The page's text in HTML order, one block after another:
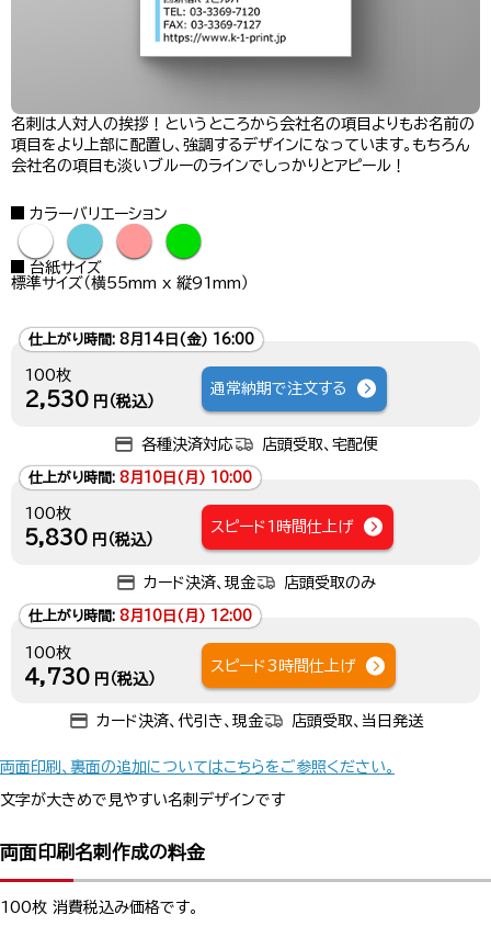
名刺は人対人の挨拶！というところから会社名の項目よりもお名前の
項目をより上部に配置し、強調するデザインになっています。もちろん
会社名の項目も淡いブルーのラインでしっかりとアピール！
カラーバリエーション
● ● ● ●
台紙サイズ
標準サイズ（横55mm x 縦91mm）
仕上がり時間: 8月14日(金) 16:00
100枚
2,530 円（税込）
通常納期で注文する
各種決済対応 店頭受取、宅配便
仕上がり時間: 8月10日(月) 10:00
100枚
5,830 円（税込）
スピード1時間仕上げ
カード決済、現金 店頭受取のみ
仕上がり時間: 8月10日(月) 12:00
100枚
4,730 円（税込）
スピード3時間仕上げ
カード決済、代引き、現金 店頭受取、当日発送
両面印刷、裏面の追加についてはこちらをご参照ください。
文字が大きめで見やすい名刺デザインです
両面印刷名刺作成の料金
100枚 消費税込み価格です。